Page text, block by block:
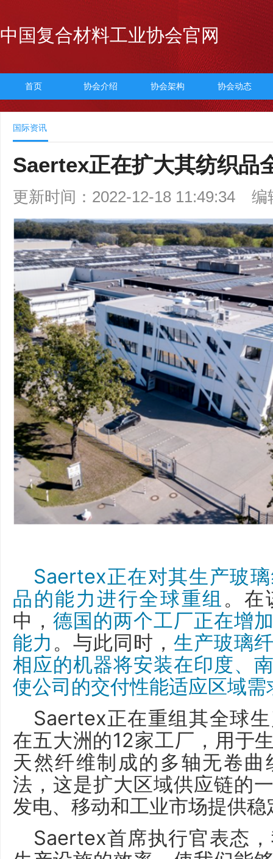
中国复合材料工业协会官网
首页 协会介绍 协会架构 协会动态
国际资讯
Saertex正在扩大其纺织品
更新时间：2022-12-18 11:49:34 编
Saertex正在对其生产玻
品的能力进行全球重组 。在
中， 德国的两个工厂正在增
能力 。与此同时， 生产玻璃
相应的机器将安装在印度、
使公司的交付性能适应区域需
Saertex正在重组其全球
在五大洲的12家工厂，用于
天然纤维制成的多轴无卷
法，这是扩大区域供应链的
发电、移动和工业市场提供
Saertex首席执行官表态